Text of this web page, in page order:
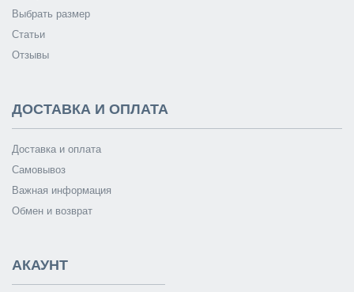
Выбрать размер
Статьи
Отзывы
ДОСТАВКА И ОПЛАТА
Доставка и оплата
Самовывоз
Важная информация
Обмен и возврат
АКАУНТ